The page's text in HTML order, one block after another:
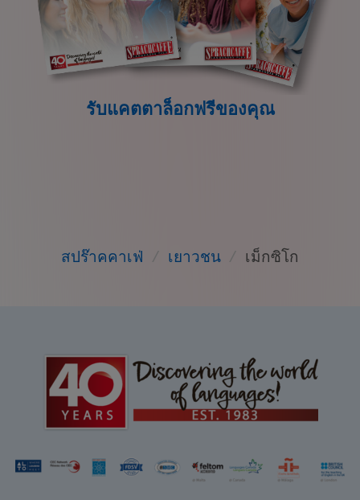
รับแคตตาล็อกฟรีของคุณ
สปร๊าคคาเฟ่ / เยาวชน / เม็กซิโก